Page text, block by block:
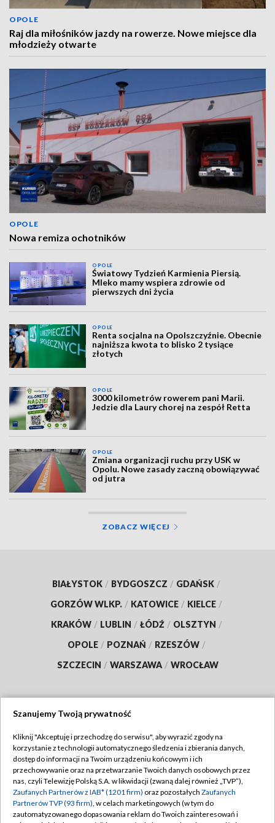
OPOLE
Raj dla miłośników jazdy na rowerze. Nowe miejsce dla
młodzieży otwarte
OPOLE
Nowa remiza ochotników
OPOLE
Światowy Tydzień Karmienia Piersią.
Mleko mamy wspiera zdrowie od
pierwszych dni życia
OPOLE
Renta socjalna na Opolszczyźnie. Obecnie
najniższa kwota to blisko 2 tysiące
złotych
OPOLE
3000 kilometrów rowerem pani Marii.
Jedzie dla Laury chorej na zespół Retta
OPOLE
Zmiana organizacji ruchu przy USK w
Opolu. Nowe zasady zaczną obowiązywać
od jutra
ZOBACZ WIĘCEJ
BIAŁYSTOK / BYDGOSZCZ / GDAŃSK /
GORZÓW WLKP. / KATOWICE / KIELCE /
KRAKÓW / LUBLIN / ŁÓDŹ / OLSZTYN /
OPOLE / POZNAŃ / RZESZÓW /
SZCZECIN / WARSZAWA / WROCŁAW
TVP
Abonament TVP
Emisja w TVP
Centrum informacji TVP
Regulamin TVP
Polityka prywatności
Moje zgody
Szanujemy Twoją prywatność
Kliknij "Akceptuję i przechodzę do serwisu", aby wyrazić zgody na
korzystanie z technologii automatycznego śledzenia i zbierania danych,
dostęp do informacji na Twoim urządzeniu końcowym i ich
przechowywanie oraz na przetwarzanie Twoich danych osobowych przez
nas, czyli Telewizję Polską S.A. w likwidacji (zwaną dalej również „TVP”),
Zaufanych Partnerów z IAB* (1201 firm) oraz pozostałych Zaufanych
Partnerów TVP (93 firm), w celach marketingowych (w tym do
zautomatyzowanego dopasowania reklam do Twoich zainteresowań i